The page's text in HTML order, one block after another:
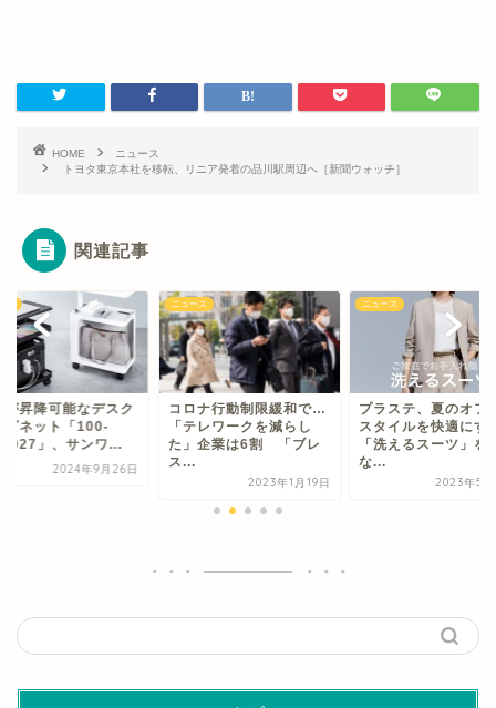
HOME
ニュース
トヨタ東京本社を移転、リニア発着の品川駅周辺へ［新聞ウォッチ］
関連記事
が昇降可能なデスク
ビネット「100-
」、サンワ...
2024年9月26日
ニュース
コロナ行動制限緩和で…
「テレワークを減らし
た」企業は6割 「ブレ
ス...
2023年1月19日
ニュース
プラステ、夏のオフ
スタイルを快適にす
「洗えるスーツ」を
な...
2023年5